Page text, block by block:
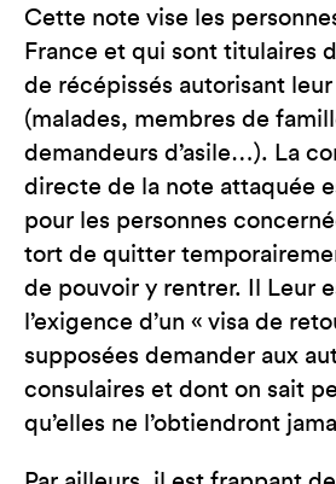
Cette note vise les
France et qui sont titulaires
de récépissés autorisant
(malades, membres de
demandeurs d’asile…). La
directe de la note attaquée
pour les personnes
tort de quitter
de pouvoir y rentrer. Il Leur
l’exigence d’un « visa de
supposées demander aux
consulaires et dont on sait
qu’elles ne l’obtiendront